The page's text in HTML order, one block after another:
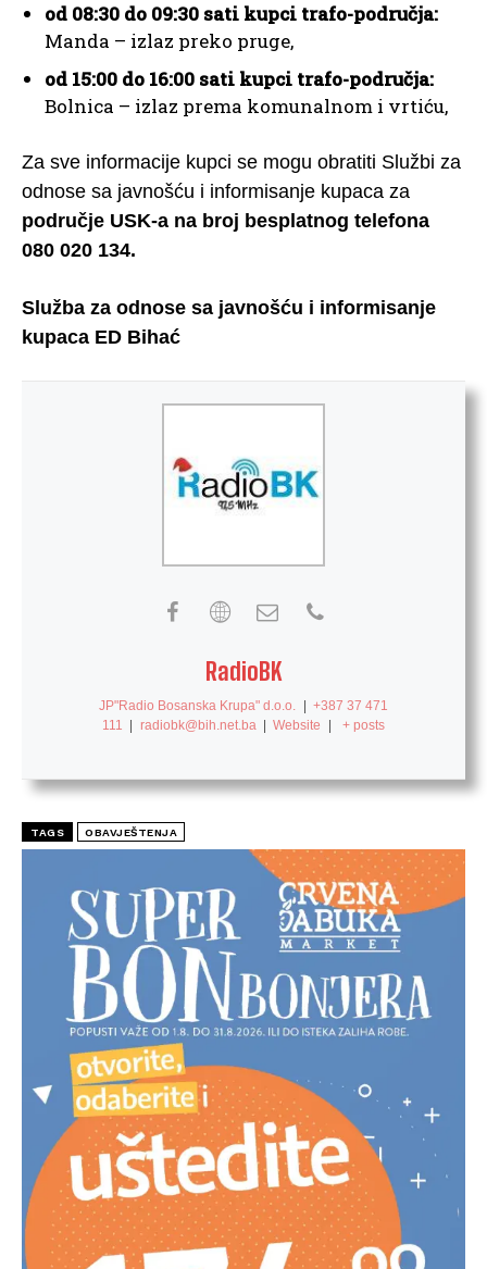
od 08:30 do 09:30 sati kupci trafo-područja:
Manda – izlaz preko pruge,
od 15:00 do 16:00 sati kupci trafo-područja:
Bolnica – izlaz prema komunalnom i vrtiću,
Za sve informacije kupci se mogu obratiti Službi za
odnose sa javnošću i informisanje kupaca za
područje USK-a na broj besplatnog telefona
080 020 134.
Služba za odnose sa javnošću i informisanje
kupaca ED Bihać
RadioBK
JP"Radio Bosanska Krupa" d.o.o.
+387 37 471
111
radiobk@bih.net.ba Website + posts
TAGS OBAVJEŠTENJA